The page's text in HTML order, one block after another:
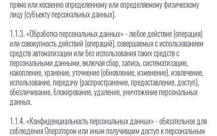
прямо или косвенно определенному или определяемому физическому
лицу (субъекту персональных данных).
1.1.3. «Обработка персональных данных» - любое действие (операция)
или совокупность действий (операций), совершаемых с использованием
средств автоматизации или без использования таких средств с
персональными данными, включая сбор, запись, систематизацию,
накопление, хранение, уточнение (обновление, изменение), извлечение,
использование, передачу (распространение, предоставление, доступ),
обезличивание, блокирование, удаление, уничтожение персональных
данных.
1.1.4. «Конфиденциальность персональных данных» - обязательное для
соблюдения Оператором или иным получившим доступ к персональным